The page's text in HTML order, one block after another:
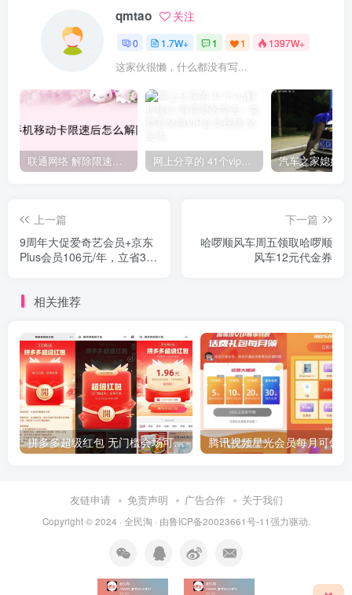
qmtao 关注
0 1.7W+ 1 1 1397W+
这家伙很懒，什么都没有写...
联通网络 解除限速方法参考！畅享、畅玩、老白干等及其它地区自测了 网上分享的 41个vip解析接口 有需要的拿去~ 免费看全网VIP会员视频
上一篇
9周年大促爱奇艺会员+京东
Plus会员106元/年，立省348
下一篇
哈啰顺风车周五领取哈啰顺
风车12元代金券
相关推荐
拼多多超级红包 无门槛会场可用 天天可领 最高88.88元
友链申请 免责声明 广告合作 关于我们
Copyright © 2024 · 全民淘 · 由鲁ICP备20023661号-11强力驱动.